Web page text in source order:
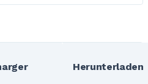
Herunterladen